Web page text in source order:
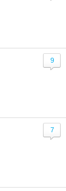
9
7